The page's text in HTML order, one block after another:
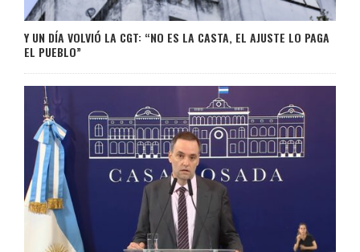
Y UN DÍA VOLVIÓ LA CGT: “NO ES LA CASTA, EL AJUSTE LO PAGA
EL PUEBLO”